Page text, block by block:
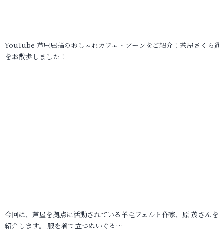
YouTube 芦屋屈指のおしゃれカフェ・ゾーンをご紹介！茶屋さくら
をお散歩しました！
今回は、芦屋を拠点に活動されている羊毛フェルト作家、原 茂さん
紹介します。 服を着て立つぬいぐる…